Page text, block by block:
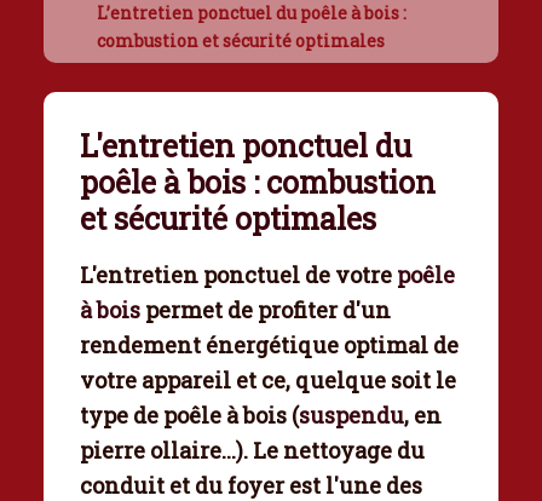
L’entretien ponctuel du poêle à bois :
combustion et sécurité optimales
L'entretien ponctuel du
poêle à bois : combustion
et sécurité optimales
L'entretien ponctuel de votre poêle
à bois permet de profiter d'un
rendement énergétique optimal de
votre appareil et ce, quelque soit le
type de poêle à bois (suspendu, en
pierre ollaire...). Le nettoyage du
conduit et du foyer est l'une des